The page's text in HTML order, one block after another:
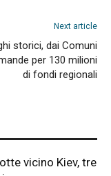
Next article
storici, dai Comuni
per 130 milioni
di fondi regionali
vicino Kiev, tre